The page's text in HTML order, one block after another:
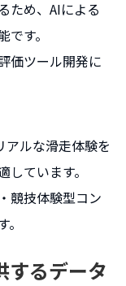
ため、AIによる
す。
価ツール開発に
アルな滑走体験を
ています。
競技体験型コン
するデータ